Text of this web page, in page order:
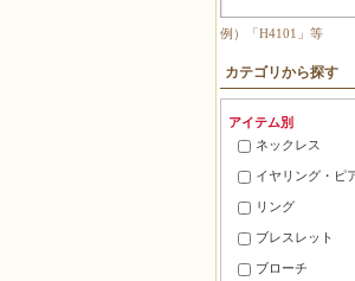
例）「H4101」等
カテゴリから探す
アイテム別
ネックレス
イヤリング・ピ
リング
ブレスレット
ブローチ